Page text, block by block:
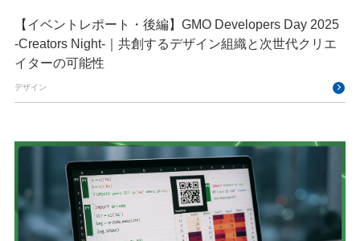
【イベントレポート・後編】GMO Developers Day 2025
-Creators Night-｜共創するデザイン組織と次世代クリエ
イターの可能性
デザイン